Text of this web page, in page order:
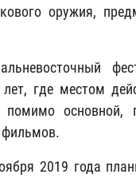
оружия,
где местом
основной,
фильмов.
2019 года